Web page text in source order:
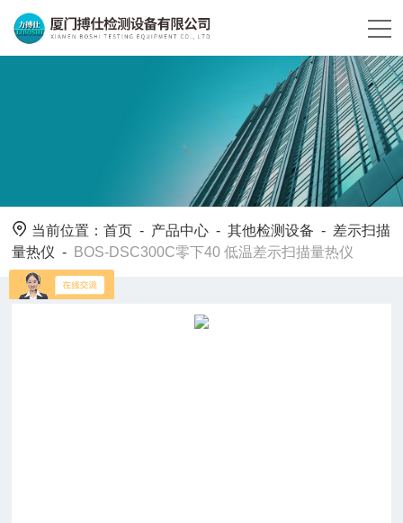
当前位置：首页 - 产品中心 -其他检测设备 - 差示扫描
量热仪 - BOS-DSC300C零下40 低温差示扫描量热仪